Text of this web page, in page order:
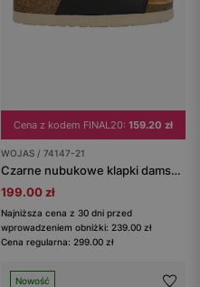
Cena z kodem FINAL20: 159.20 zł
WOJAS / 74147-21
Czarne nubukowe klapki damskie na platformie z korka
199.00 zł
Najniższa cena z 30 dni przed
wprowadzeniem obniżki: 239.00 zł
Cena regularna: 299.00 zł
Nowość